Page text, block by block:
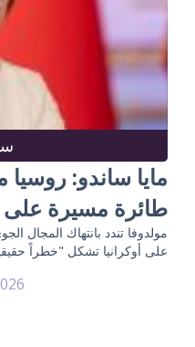
مايا ساندو:
طائرة مسيرة على
مولدوفا تندد بانتهاك المجال
على أوكرانيا تشكل "خطراً